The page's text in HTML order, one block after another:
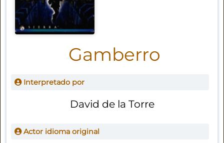
Gamberro
Interpretado por
David de la Torre
Actor idioma original